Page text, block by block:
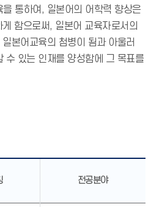
통하여, 일본어의 어학력 향상은
함으로써, 일본어 교육자로서의
본어교육의 첨병이 됨과 아울러
수 있는 인재를 양성함에 그 목표를
전공분야